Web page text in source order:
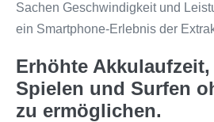
Sachen Geschwindigkeit und
ein Smartphone-Erlebnis der
Erhöhte
Spielen und Surfen
zu ermöglichen.